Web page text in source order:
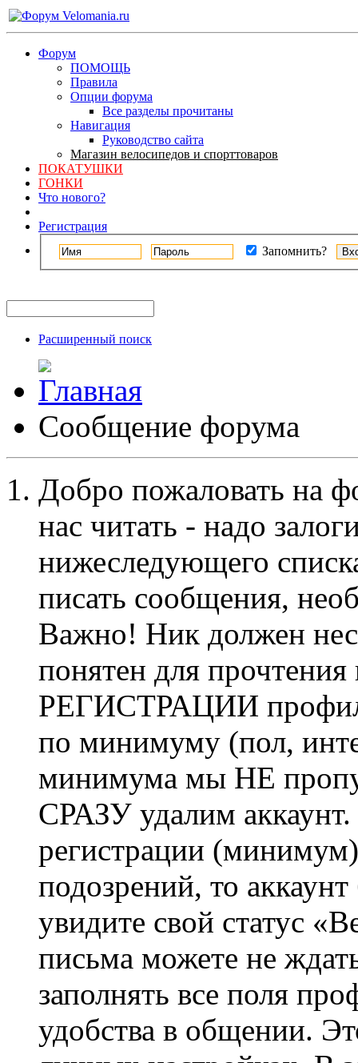
Форум
ПОМОЩЬ
Правила
Опции форума
Все разделы прочитаны
Навигация
Руководство сайта
Магазин велосипедов и спорттоваров
ПОКАТУШКИ
ГОНКИ
Что нового?
Регистрация
Запомнить?
Расширенный поиск
Сообщение форума
Добро пожаловать на
нас читать - надо
нижеследующего
писать сообщения,
Важно! Ник должен
понятен для
РЕГИСТРАЦИИ профиль
по минимуму (пол,
минимума мы НЕ
СРАЗУ удалим
регистрации
подозрений, то
увидите свой статус
письма можете не
заполнять все поля
удобства в общении.